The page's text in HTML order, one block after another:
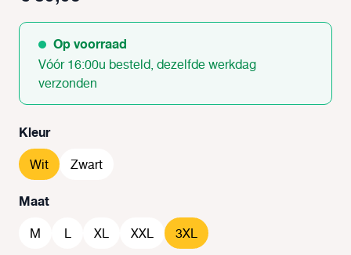
Op voorraad
Vóór 16:00u besteld, dezelfde werkdag
verzonden
Selecteer
Kleur
Wit Zwart
Selecteer
Maat
M L XL XXL 3XL